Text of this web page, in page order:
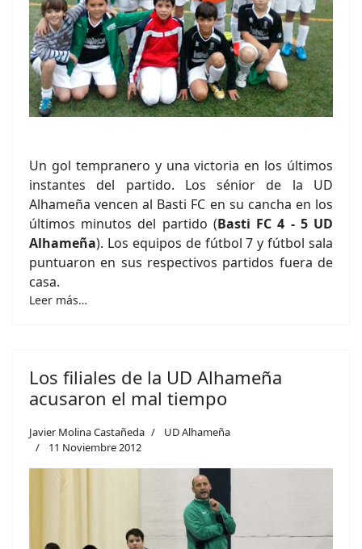
Un gol tempranero y una victoria en los últimos
instantes del partido. Los sénior de la UD
Alhameña vencen al Basti FC en su cancha en los
últimos minutos del partido (Basti FC 4 - 5 UD
Alhameña). Los equipos de fútbol 7 y fútbol sala
puntuaron en sus respectivos partidos fuera de
casa.
Leer más…
Los filiales de la UD Alhameña
acusaron el mal tiempo
Javier Molina Castañeda
UD Alhameña
11 Noviembre 2012